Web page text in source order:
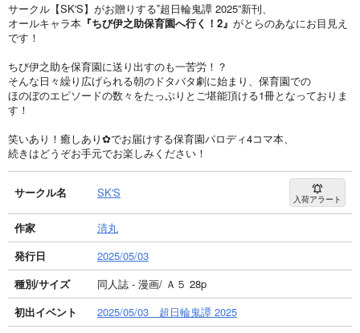
サークル【SK'S】がお贈りする‟超日輪鬼譚 2025”新刊、
オールキャラ本 『ちび伊之助保育園へ行く！2』 がとらのあなにお目見え
です！
ちび伊之助を保育園に送り出すのも一苦労！？
そんな日々繰り広げられる朝のドタバタ劇に始まり、保育園での
ほのぼのエピソードの数々をたっぷりとご堪能頂ける1冊となっておりま
す！
笑いあり！癒しあり✿でお届けする保育園パロディ4コマ本、
続きはどうぞお手元でお楽しみください！
サークル名 SK'S 入荷アラート
作家
清丸
発行日
2025/05/03
種別/サイズ
同人誌 - 漫画/ Ａ５ 28p
初出イベント
2025/05/03 超日輪鬼譚 2025